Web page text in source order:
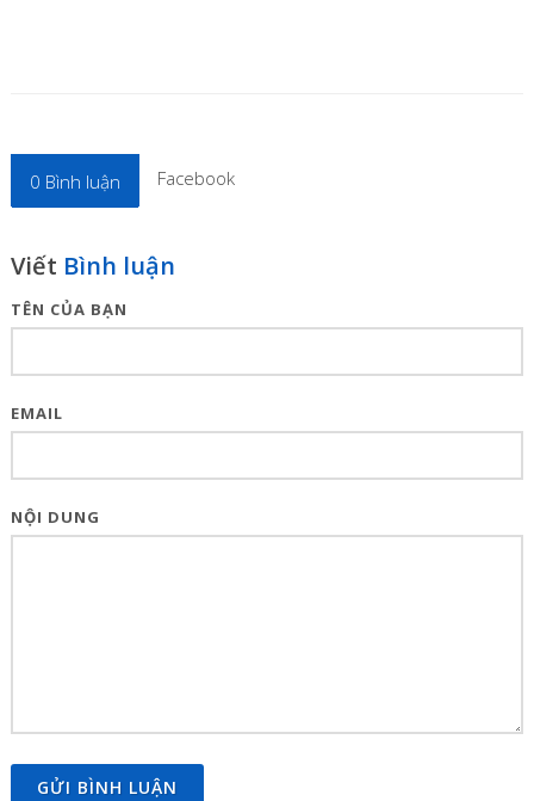
0 Bình luận Facebook
Viết Bình luận
TÊN CỦA BẠN
EMAIL
NỘI DUNG
GỬI BÌNH LUẬN